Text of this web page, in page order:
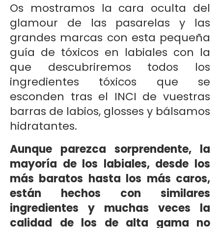
Os mostramos la cara oculta del
glamour de las pasarelas y las
grandes marcas con esta pequeña
guía de tóxicos en labiales con la
que descubriremos todos los
ingredientes tóxicos que se
esconden tras el INCI de vuestras
barras de labios, glosses y bálsamos
hidratantes.
Aunque parezca sorprendente, la
mayoría de los labiales, desde los
más baratos hasta los más caros,
están hechos con similares
ingredientes y muchas veces la
calidad de los de alta gama no